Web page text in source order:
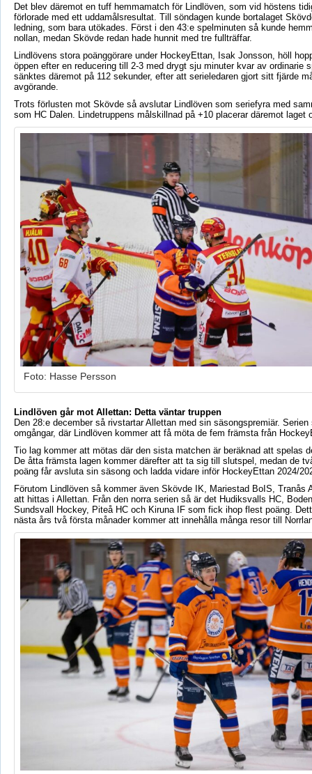
Det blev däremot en tuff hemmamatch för Lindlöven, som vid höstens
förlorade med ett uddamålsresultat. Till söndagen kunde bortalaget
ledning, som bara utökades. Först i den 43:e spelminuten så kunde
nollan, medan Skövde redan hade hunnit med tre fullträffar.
Lindlövens stora poänggörare under HockeyEttan, Isak Jonsson, höll
öppen efter en reducering till 2-3 med drygt sju minuter kvar av ordinarie
sänktes däremot på 112 sekunder, efter att serieledaren gjort sitt fjärde
avgörande.
Trots förlusten mot Skövde så avslutar Lindlöven som seriefyra med
som HC Dalen. Lindetruppens målskillnad på +10 placerar däremot laget
Foto: Hasse Persson
Lindlöven går mot Allettan: Detta väntar truppen
Den 28:e december så rivstartar Allettan med sin säsongspremiär. Serien
omgångar, där Lindlöven kommer att få möta de fem främsta från
Tio lag kommer att mötas där den sista matchen är beräknad att spelas
De åtta främsta lagen kommer därefter att ta sig till slutspel, medan de
poäng får avsluta sin säsong och ladda vidare inför HockeyEttan 2024/
Förutom Lindlöven så kommer även Skövde IK, Mariestad BoIS, Tranås
att hittas i Allettan. Från den norra serien så är det Hudiksvalls HC,
Sundsvall Hockey, Piteå HC och Kiruna IF som fick ihop flest poäng.
nästa års två första månader kommer att innehålla många resor till